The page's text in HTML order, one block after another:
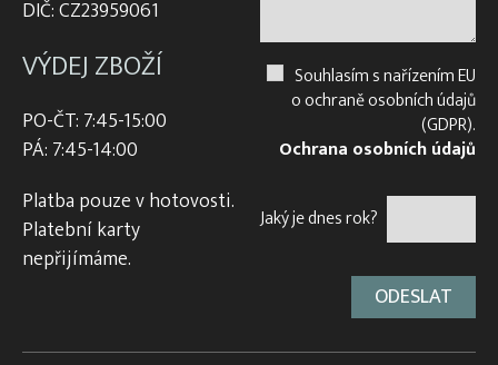
DIČ: CZ23959061
VÝDEJ ZBOŽÍ
PO-ČT: 7:45-15:00
PÁ: 7:45-14:00
Platba pouze v hotovosti.
Platební karty
nepřijímáme.
Souhlasím s nařízením EU
o ochraně osobních údajů
(GDPR).
Ochrana osobních údajů
Jaký je dnes rok?